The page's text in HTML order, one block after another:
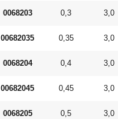
0068203 0,3 3,0
00682035 0,35 3,0
0068204 0,4 3,0
00682045 0,45 3,0
0068205 0,5 3,0